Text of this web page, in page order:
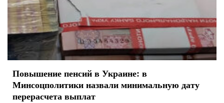
Повышение пенсий в Украине: в
Минсоцполитики назвали минимальную дату
перерасчета выплат